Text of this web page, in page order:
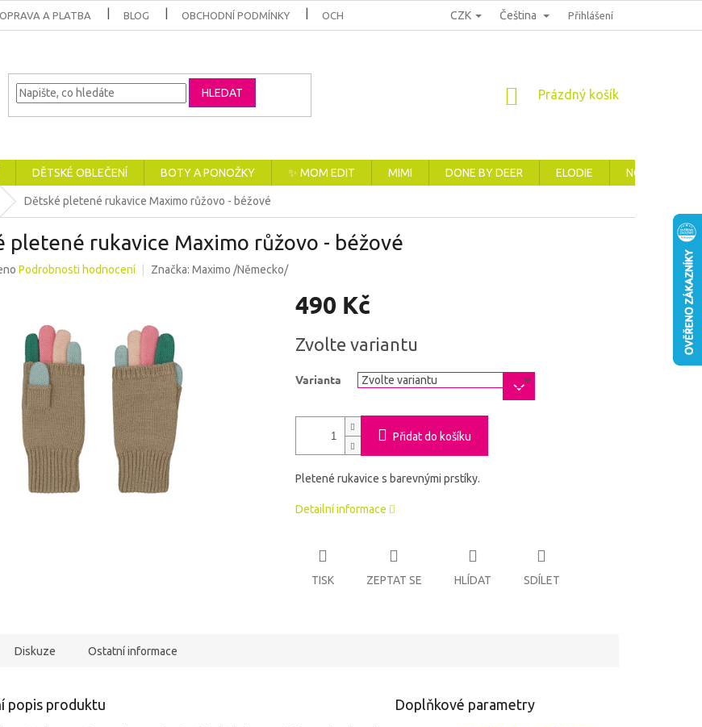
A PLATBA BLOG OBCHODNÍ PODMÍNKY OCHRANA OSOBNÍCH ÚDAJŮ REKLAMACE, VRÁCENÍ A VÝMĚNA ZBOŽÍ
CZK Čeština Přihlášení
HLEDAT
NÁKUPNÍ
Prázdný košík
DĚTSKÉ OBLEČENÍ BOTY A PONOŽKY ✨ MOM EDIT MIMI DONE BY DEER ELODIE NOVINKY
Dětské pletené rukavice Maximo růžovo - béžové
pletené rukavice Maximo růžovo - béžové
Podrobnosti hodnocení Značka: Maximo /Německo/
490 Kč
cena:
Zvolte variantu
Varianta
Přidat do košíku
Pletené rukavice s barevnými prstíky.
Detailní informace
TISK ZEPTAT SE HLÍDAT SDÍLET
Diskuze Ostatní informace
popis produktu Doplňkové parametry